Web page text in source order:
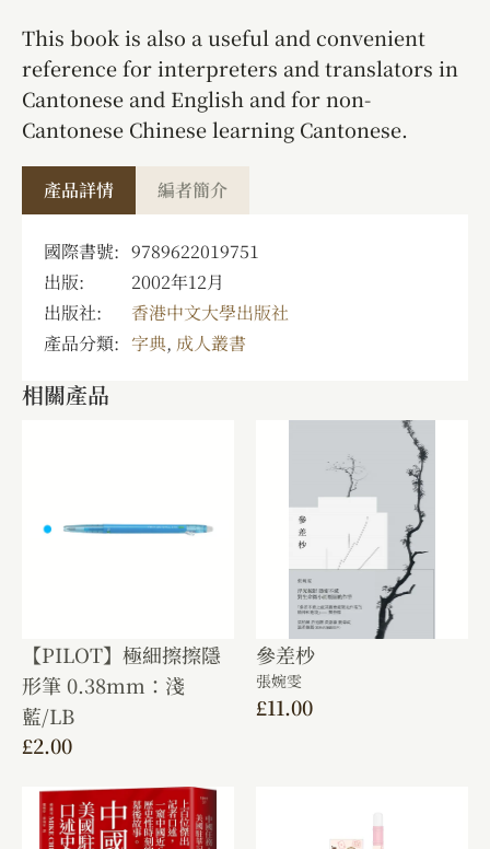
This book is also a useful and convenient
reference for interpreters and translators in
Cantonese and English and for non-
Cantonese Chinese learning Cantonese.
產品詳情 編者簡介
國際書號: 9789622019751
出版:
2002年12月
出版社:
香港中文大學出版社
產品分類: 字典, 成人叢書
相關產品
【PILOT】極細擦擦隱
形筆 0.38mm：淺
藍/LB
£2.00
參差杪
張婉雯
£11.00